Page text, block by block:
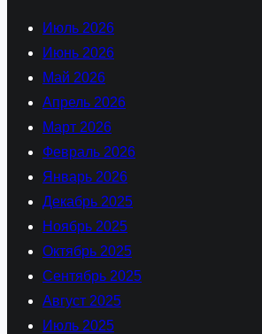
Июль 2026
Июнь 2026
Май 2026
Апрель 2026
Март 2026
Февраль 2026
Январь 2026
Декабрь 2025
Ноябрь 2025
Октябрь 2025
Сентябрь 2025
Август 2025
Июль 2025